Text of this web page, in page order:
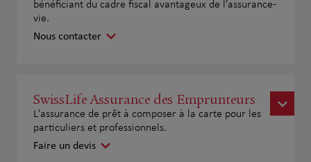
bénéficiant du cadre fiscal avantageux de l'assurance-
vie.
Nous contacter
SwissLife Assurance des Emprunteurs
L'assurance de prêt à composer à la carte pour les
particuliers et professionnels.
Faire un devis